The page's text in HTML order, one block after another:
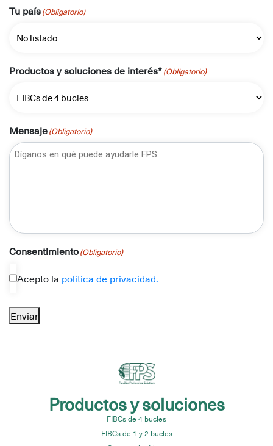
Tu país(Obligatorio)
Productos y soluciones de interés*(Obligatorio)
Mensaje(Obligatorio)
Consentimiento(Obligatorio)
Acepto la política de privacidad.
Enviar
Productos y soluciones
FIBCs de 4 bucles
FIBCs de 1 y 2 bucles